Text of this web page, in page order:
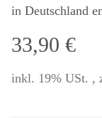
in Deutschland
33,90 €
inkl. 19% USt. ,